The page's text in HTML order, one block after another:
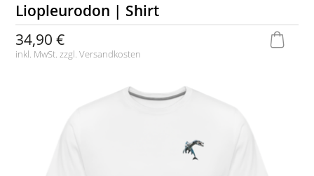
Liopleurodon | Shirt
34,90 €
inkl. MwSt. zzgl.Versandkosten